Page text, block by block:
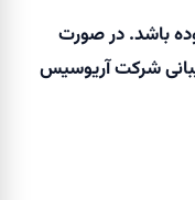
باشد. در صورت
شرکت آریوسیس